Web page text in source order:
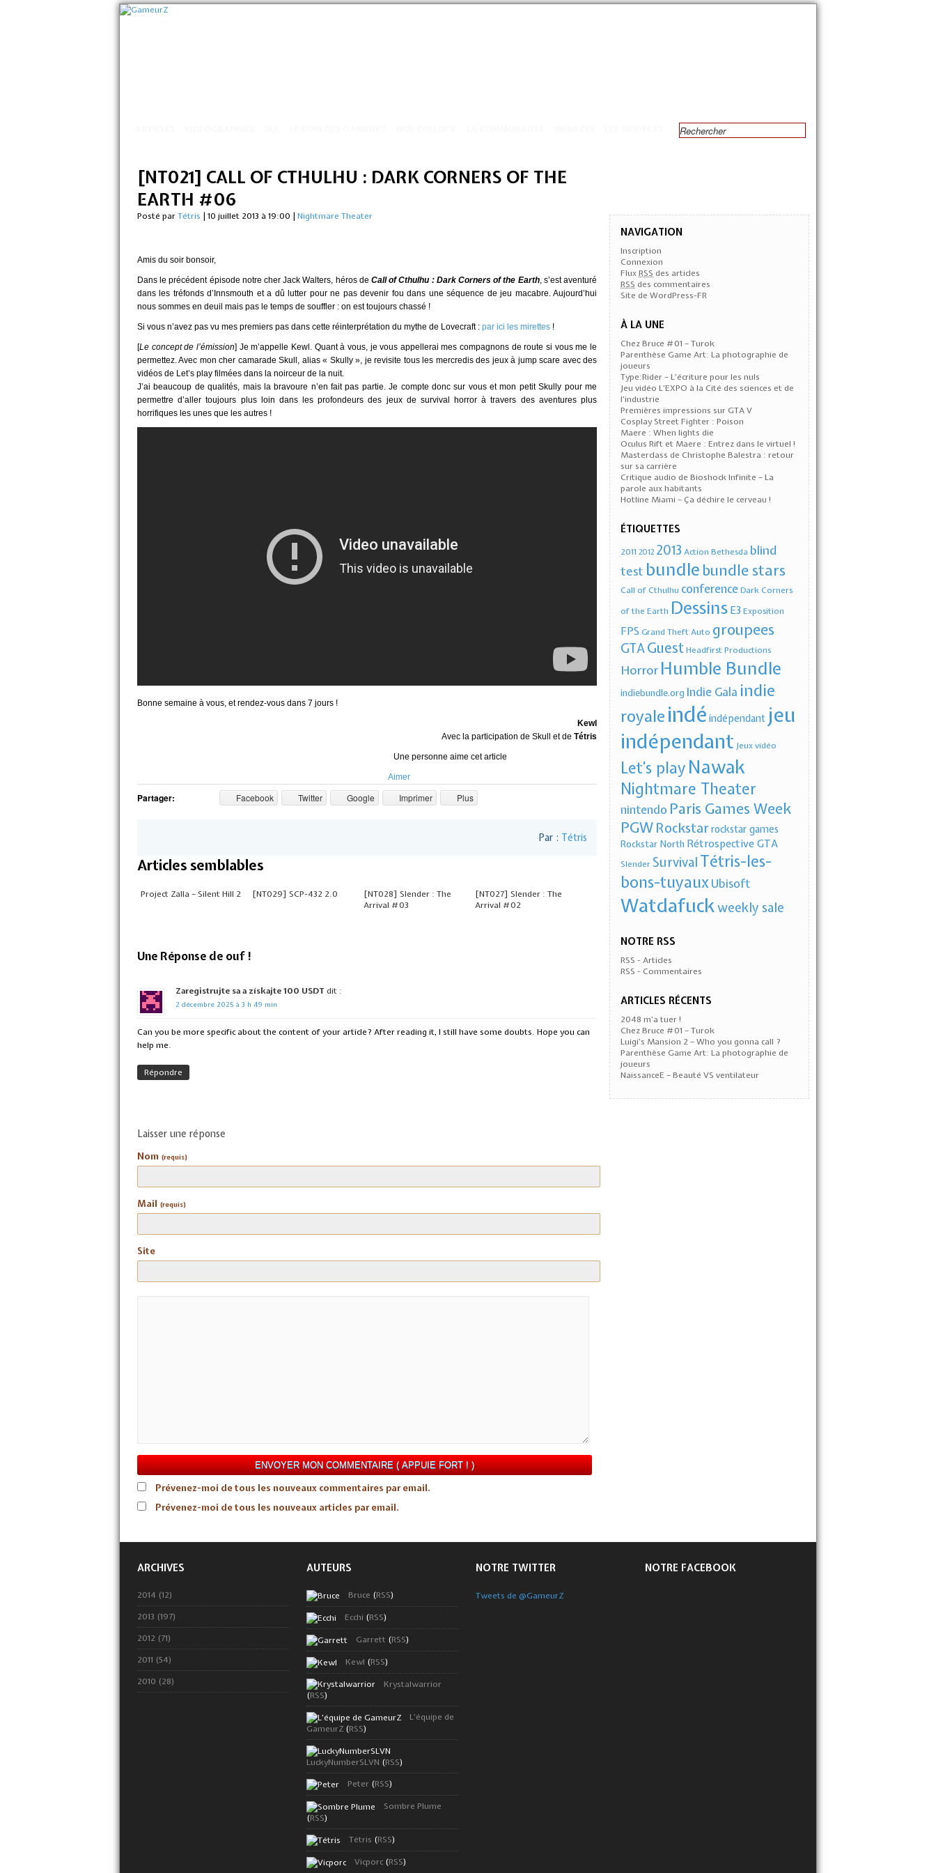
[NT021] CALL OF CTHULHU : DARK CORNERS OF THE
EARTH #06
Posté parTétris | 10 juillet 2013 à 19:00 | Nightmare Theater
Amis du soir bonsoir,
Dans le précédent épisode notre cher Jack Walters, héros de Call of Cthulhu : Dark Corners of the Earth, s’est aventuré
dans les tréfonds d’Innsmouth et a dû lutter pour ne pas devenir fou dans une séquence de jeu macabre. Aujourd’hui
nous sommes en deuil mais pas le temps de souffler : on est toujours chassé !
Si vous n’avez pas vu mes premiers pas dans cette réinterprétation du mythe de Lovecraft : par ici les mirettes !
[Le concept de l’émission] Je m’appelle Kewl. Quant à vous, je vous appellerai mes compagnons de route si vous me le
permettez. Avec mon cher camarade Skull, alias « Skully », je revisite tous les mercredis des jeux à jump scare avec des
vidéos de Let’s play filmées dans la noirceur de la nuit.
J’ai beaucoup de qualités, mais la bravoure n’en fait pas partie. Je compte donc sur vous et mon petit Skully pour me
permettre d’aller toujours plus loin dans les profondeurs des jeux de survival horror à travers des aventures plus
horrifiques les unes que les autres !
Bonne semaine à vous, et rendez-vous dans 7 jours !
Kewl
Avec la participation de Skull et de Tétris
Une personne aime cet article
Aimer
Partager: Facebook Twitter Google Imprimer Plus
Par : Tétris
Articles semblables
Project Zalla – Silent Hill 2 [NT029] SCP-432 2.0
[NT028] Slender : The
Arrival #03
[NT027] Slender : The
Arrival #02
Une Réponse de ouf !
Zaregistrujte sa a získajte 100 USDT dit :
2 décembre 2025 à 3 h 49 min
Can you be more specific about the content of your article? After reading it, I still have some doubts. Hope you can
help me.
Répondre
Laisser une réponse
Nom (requis)
Mail (requis)
Site
Prévenez-moi de tous les nouveaux commentaires par email.
Prévenez-moi de tous les nouveaux articles par email.
NAVIGATION
Inscription
Connexion
FluxRSS des articles
RSS des commentaires
Site de WordPress-FR
À LA UNE
Chez Bruce #01 – Turok
Parenthèse Game Art: La photographie de
joueurs
Type:Rider – L’écriture pour les nuls
Jeu vidéo L’EXPO à la Cité des sciences et de
l’industrie
Premières impressions sur GTA V
Cosplay Street Fighter : Poison
Maere : When lights die
Oculus Rift et Maere : Entrez dans le virtuel !
Masterclass de Christophe Balestra : retour
sur sa carrière
Critique audio de Bioshock Infinite – La
parole aux habitants
Hotline Miami – Ça déchire le cerveau !
ÉTIQUETTES
2011 2012 2013 Action Bethesda blind
test bundle bundle stars
Call of Cthulhu conferenceDark Corners
of the Earth Dessins E3 Exposition
FPS Grand Theft Auto groupees
GTAGuest Headfirst Productions
Horror Humble Bundle
indiebundle.org Indie Gala indie
royale indé indépendant jeu
indépendant Jeux vidéo
Let's play Nawak
Nightmare Theater
nintendo Paris Games Week
PGW Rockstarrockstar games
Rockstar North Rétrospective GTA
Slender Survival Tétris-les-
bons-tuyauxUbisoft
Watdafuckweekly sale
NOTRE RSS
RSS - Articles
RSS - Commentaires
ARTICLES RÉCENTS
2048 m’a tuer !
Chez Bruce #01 – Turok
Luigi’s Mansion 2 – Who you gonna call ?
Parenthèse Game Art: La photographie de
joueurs
NaissanceE – Beauté VS ventilateur
ARCHIVES
2014 (12)
2013 (197)
2012 (71)
2011 (54)
2010 (28)
AUTEURS
Bruce (RSS)
Ecchi (RSS)
Garrett (RSS)
Kewl (RSS)
Krystalwarrior
(RSS)
L'équipe de
GameurZ (RSS)
LuckyNumberSLVN (RSS)
Peter (RSS)
Sombre Plume
(RSS)
Tétris (RSS)
Vicporc (RSS)
NOTRE TWITTER
Tweets de @GameurZ
NOTRE FACEBOOK